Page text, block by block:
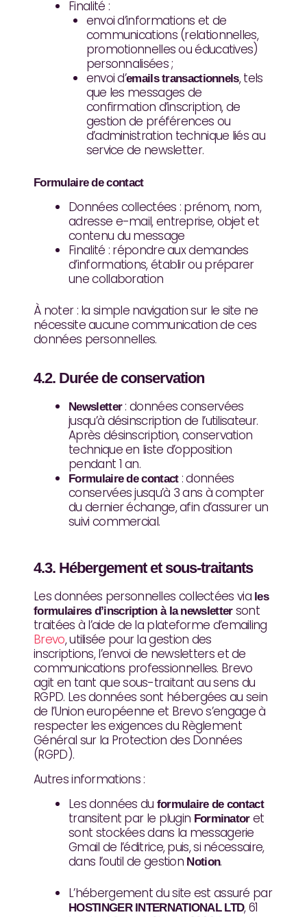
Finalité :
envoi d’informations et de
communications (relationnelles,
promotionnelles ou éducatives)
personnalisées ;
envoi d’emails transactionnels, tels
que les messages de
confirmation d’inscription, de
gestion de préférences ou
d’administration technique liés au
service de newsletter.
Formulaire de contact
Données collectées : prénom, nom,
adresse e-mail, entreprise, objet et
contenu du message
Finalité : répondre aux demandes
d’informations, établir ou préparer
une collaboration
À noter : la simple navigation sur le site ne
nécessite aucune communication de ces
données personnelles.
4.2. Durée de conservation
Newsletter: données conservées
jusqu’à désinscription de l’utilisateur.
Après désinscription, conservation
technique en liste d’opposition
pendant 1 an.
Formulaire de contact: données
conservées jusqu’à 3 ans à compter
du dernier échange, afin d’assurer un
suivi commercial.
4.3. Hébergement et sous-traitants
Les données personnelles collectées via les
formulaires d’inscription à la newslettersont
traitées à l’aide de la plateforme d’emailing
Brevo, utilisée pour la gestion des
inscriptions, l’envoi de newsletters et de
communications professionnelles. Brevo
agit en tant que sous-traitant au sens du
RGPD. Les données sont hébergées au sein
de l’Union européenne et Brevo s’engage à
respecter les exigences du Règlement
Général sur la Protection des Données
(RGPD).
Autres informations :
Les données du formulaire de contact
transitent par le plugin Forminatoret
sont stockées dans la messagerie
Gmail de l’éditrice, puis, si nécessaire,
dans l’outil de gestion Notion.
L’hébergement du site est assuré par
HOSTINGER INTERNATIONAL LTD, 61